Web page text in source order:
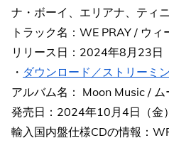
ナ・ボーイ、エリアナ、ティニ
トラック名：WE PRAY / ウィ
リリース日：2024年8月23日
・ ダウンロード／ストリーミ
アルバム名： Moon Music /
発売日：2024年10月4日（金）
輸入国内盤仕様CDの情報：